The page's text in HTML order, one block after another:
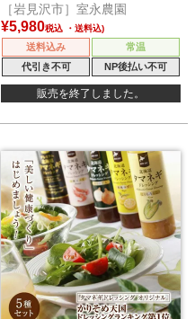
［岩見沢市］室永農園
¥5,980税込
送料込み
常温
代引き不可
NP後払い不可
販売を終了しました。